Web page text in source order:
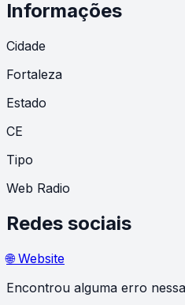
Informações
Cidade
Fortaleza
Estado
CE
Tipo
Web Radio
Redes sociais
🌐 Website
Encontrou alguma erro